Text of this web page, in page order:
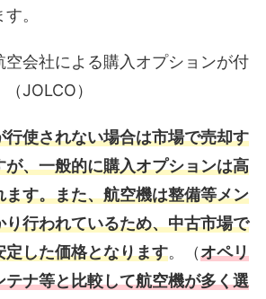
。
空会社による購入オプションが付
JOLCO）
行使されない場合は市場で売却す
が、一般的に購入オプションは高
ます。また、航空機は整備等メン
り行われているため、中古市場で
定した価格となります。（オペリ
テナ等と比較して航空機が多く選